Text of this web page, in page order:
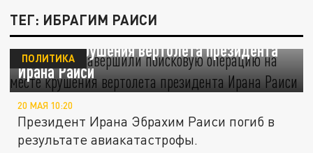
ТЕГ: ИБРАГИМ РАИСИ
Спасатели завершили поисковую операцию
на месте крушения вертолета президента
Ирана Раиси
ПОЛИТИКА
20 МАЯ 10:20
Президент Ирана Эбрахим Раиси погиб в
результате авиакатастрофы.